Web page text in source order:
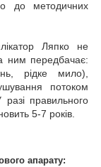
до методичних
Ляпко не
ним передбачає:
рідке мило),
потоком
правильного
5-7 років.
апарату: